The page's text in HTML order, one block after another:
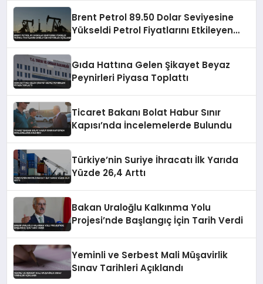
Brent Petrol 89.50 Dolar Seviyesine
Yükseldi Petrol Fiyatlarını Etkileyen
Gıda Hattına Gelen Şikayet Beyaz
Peynirleri Piyasa Toplattı
Ticaret Bakanı Bolat Habur Sınır
Kapısı’nda İncelemelerde Bulundu
Türkiye’nin Suriye İhracatı İlk Yarıda
Yüzde 26,4 Arttı
Bakan Uraloğlu Kalkınma Yolu
Projesi’nde Başlangıç İçin Tarih Verdi
Yeminli ve Serbest Mali Müşavirlik
Sınav Tarihleri Açıklandı